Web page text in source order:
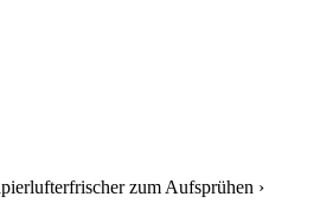
zum Aufsprühen ›